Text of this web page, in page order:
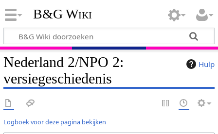
B&G Wiki
Hulp
Nederland 2/NPO 2:
versiegeschiedenis
Logboek voor deze pagina bekijken